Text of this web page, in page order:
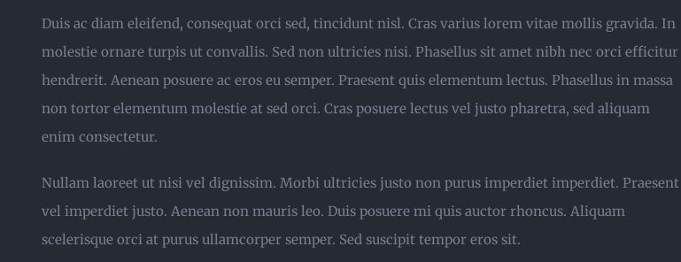
Duis ac diam eleifend, consequat orci sed, tincidunt nisl. Cras varius lorem vitae mollis gravida. In
molestie ornare turpis ut convallis. Sed non ultricies nisi. Phasellus sit amet nibh nec orci efficitur
hendrerit. Aenean posuere ac eros eu semper. Praesent quis elementum lectus. Phasellus in massa
non tortor elementum molestie at sed orci. Cras posuere lectus vel justo pharetra, sed aliquam
enim consectetur.
Nullam laoreet ut nisi vel dignissim. Morbi ultricies justo non purus imperdiet imperdiet. Praesent
vel imperdiet justo. Aenean non mauris leo. Duis posuere mi quis auctor rhoncus. Aliquam
scelerisque orci at purus ullamcorper semper. Sed suscipit tempor eros sit.